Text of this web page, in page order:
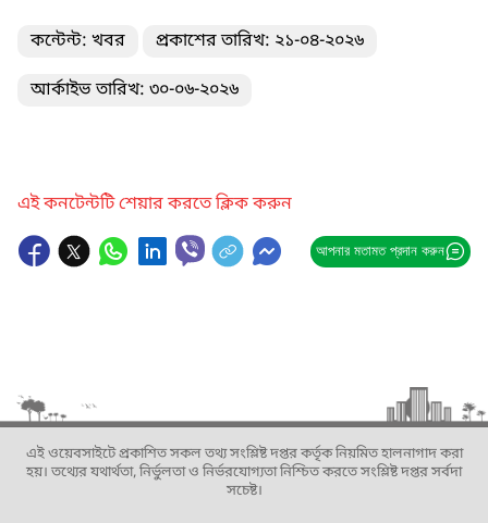
কন্টেন্ট: খবর প্রকাশের তারিখ: ২১-০৪-২০২৬
আর্কাইভ তারিখ: ৩০-০৬-২০২৬
এই কনটেন্টটি শেয়ার করতে ক্লিক করুন
আপনার মতামত প্রদান করুন
এই ওয়েবসাইটে প্রকাশিত সকল তথ্য সংশ্লিষ্ট দপ্তর কর্তৃক নিয়মিত হালনাগাদ করা
হয়। তথ্যের যথার্থতা, নির্ভুলতা ও নির্ভরযোগ্যতা নিশ্চিত করতে সংশ্লিষ্ট দপ্তর সর্বদা
সচেষ্ট।